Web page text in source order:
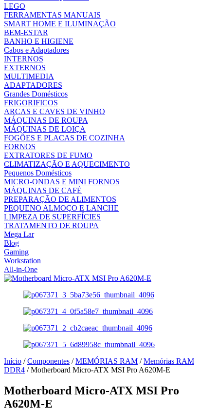
LEGO
FERRAMENTAS MANUAIS
SMART HOME E ILUMINAÇÃO
BEM-ESTAR
BANHO E HIGIENE
Cabos e Adaptadores
INTERNOS
EXTERNOS
MULTIMEDIA
ADAPTADORES
Grandes Domésticos
FRIGORIFICOS
ARCAS E CAVES DE VINHO
MÁQUINAS DE ROUPA
MÁQUINAS DE LOIÇA
FOGÕES E PLACAS DE COZINHA
FORNOS
EXTRATORES DE FUMO
CLIMATIZAÇÃO E AQUECIMENTO
Pequenos Domésticos
MICRO-ONDAS E MINI FORNOS
MÁQUINAS DE CAFÉ
PREPARAÇÃO DE ALIMENTOS
PEQUENO ALMOÇO E LANCHE
LIMPEZA DE SUPERFÍCIES
TRATAMENTO DE ROUPA
Mega Lar
Blog
Gaming
Workstation
All-in-One
Início /Componentes /MEMÓRIAS RAM /Memórias RAM
DDR4 / Motherboard Micro-ATX MSI Pro A620M-E
Motherboard Micro-ATX MSI Pro
A620M-E